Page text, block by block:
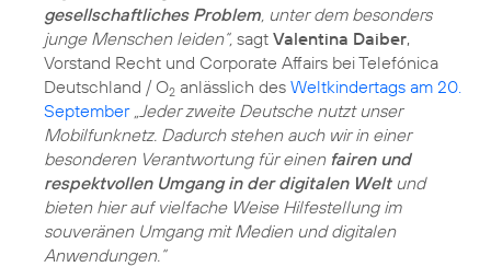
gesellschaftliches Problem , unter dem besonders
junge Menschen leiden“, sagt Valentina Daiber,
Vorstand Recht und Corporate Affairs bei Telefónica
Deutschland / O2 anlässlich des Weltkindertags am 20.
September
„Jeder zweite Deutsche nutzt unser
Mobilfunknetz. Dadurch stehen auch wir in einer
besonderen Verantwortung für einen fairen und
respektvollen Umgang in der digitalen Weltund
bieten hier auf vielfache Weise Hilfestellung im
souveränen Umgang mit Medien und digitalen
Anwendungen.“